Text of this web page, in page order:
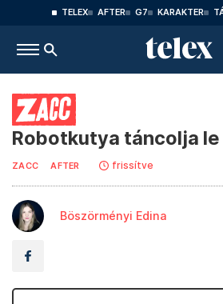
TELEX AFTER G7 KARAKTER
Robotkutya táncolja
ZACC AFTER frissítve
Böszörményi Edina